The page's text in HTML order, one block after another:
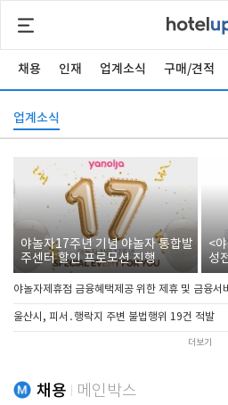
채용 인재 업계소식 구매/견적
업계소식
야놀자17주년 기념 야놀자 통합발
주센터 할인 프로모션 진행
<
성
야놀자제휴점 금융혜택제공 위한 제휴 및 금융서
울산시, 피서․행락지 주변 불법행위 19건 적발
더보기
채용 메인박스